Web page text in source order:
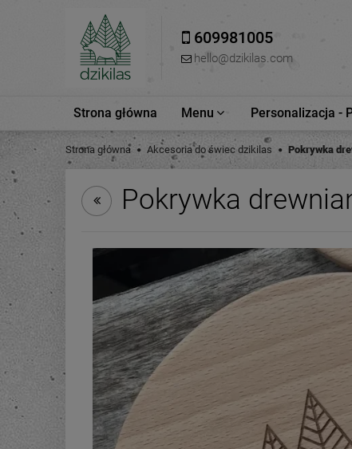
609981005
hello@dzikilas.com
Strona główna Menu Personalizacja -
Strona główna Akcesoria do świec dzikilas Pokrywka
Pokrywka